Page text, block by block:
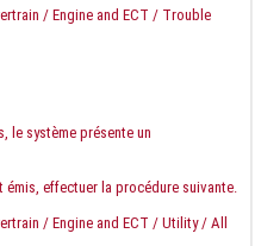
/ Engine and ECT / Trouble
le système présente un
émis, effectuer la procédure suivante.
/ Engine and ECT / Utility / All